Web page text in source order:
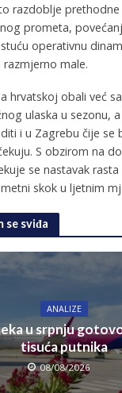
razdoblje prethodne
prometa,
operativnu
razmjerno male.
hrvatskoj obali već
ulaska u sezonu,
i u Zagrebu čije se
S obzirom na
se nastavak rasta
skok u ljetnim
se sviđa
ANALIZE
u srpnju
tisuća putnika
08/08/2026